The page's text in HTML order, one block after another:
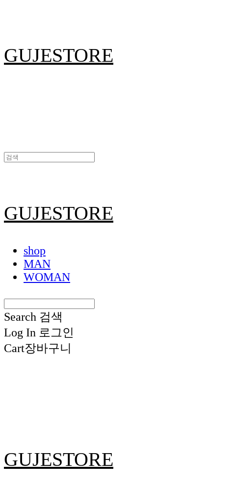
GUJESTORE
GUJESTORE
shop
MAN
WOMAN
Search 검색
Log In 로그인
Cart장바구니
GUJESTORE